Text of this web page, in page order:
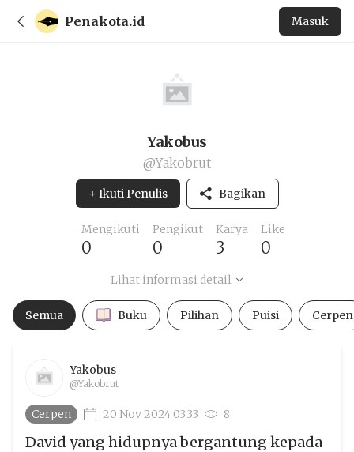
Penakota.id Masuk
Yakobus
@Yakobrut
+ Ikuti Penulis Bagikan
Mengikuti
0
Pengikut
0
Karya
3
Like
0
Lihat informasi detail
Semua Buku Pilihan Puisi Cerpen
Yakobus
@Yakobrut
Cerpen 20 Nov 2024 03:33 8
David yang hidupnya bergantung kepada